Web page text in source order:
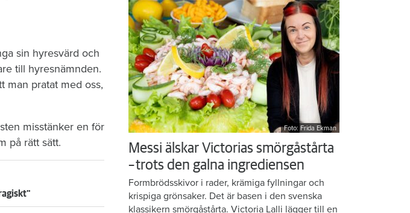
sin hyresvärd och
till hyresnämnden.
man pratat med oss,
misstänker en för
på rätt sätt.
Foto: Frida Ekman
Messi älskar Victorias smörgåstårta
– trots den galna ingrediensen
Formbrödsskivor i rader, krämiga fyllningar och
krispiga grönsaker. Det är basen i den svenska
klassikern smörgåstårta. Victoria Lalli lägger till en